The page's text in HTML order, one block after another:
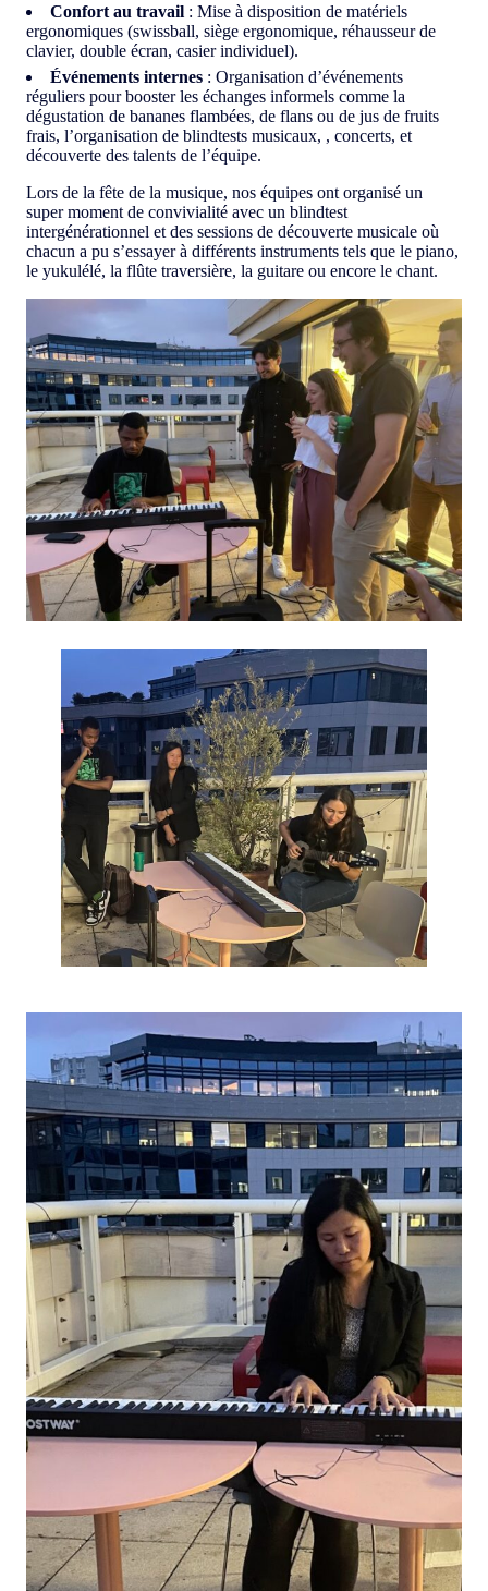
Confort au travail : Mise à disposition de matériels
ergonomiques (swissball, siège ergonomique, réhausseur de
clavier, double écran, casier individuel).
Événements internes : Organisation d’événements
réguliers pour booster les échanges informels comme la
dégustation de bananes flambées, de flans ou de jus de fruits
frais, l’organisation de blindtests musicaux, , concerts, et
découverte des talents de l’équipe.
Lors de la fête de la musique, nos équipes ont organisé un
super moment de convivialité avec un blindtest
intergénérationnel et des sessions de découverte musicale où
chacun a pu s’essayer à différents instruments tels que le piano,
le yukulélé, la flûte traversière, la guitare ou encore le chant.